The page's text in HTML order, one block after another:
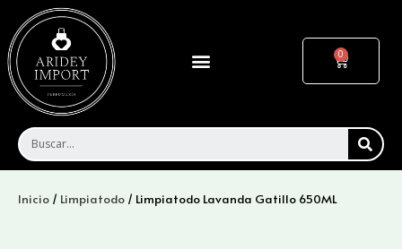
contenido
Menu Cart
Inicio / Limpiatodo / Limpiatodo Lavanda Gatillo 650ML